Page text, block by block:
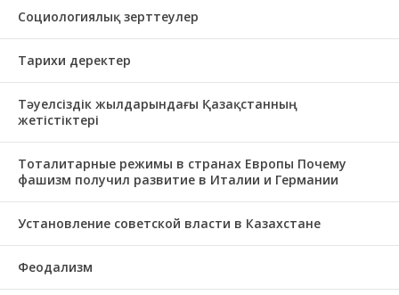
Социологиялық зерттеулер
Тарихи деректер
Тәуелсіздік жылдарындағы Қазақстанның
жетістіктері
Тоталитарные режимы в странах Европы Почему
фашизм получил развитие в Италии и Германии
Установление советской власти в Казахстане
Феодализм